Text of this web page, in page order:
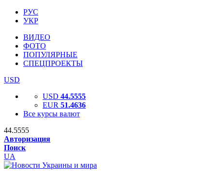
РУС
УКР
ВИДЕО
ФОТО
ПОПУЛЯРНЫЕ
СПЕЦПРОЕКТЫ
USD
USD 44.5555
EUR 51.4636
Все курсы валют
44.5555
Авторизация
Поиск
UA